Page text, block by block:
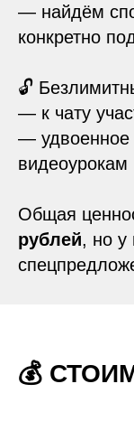
— найдём
конкретно
🔓
— к чату
— удвоенное
видеоурокам
Общая
рублей, но у
💰